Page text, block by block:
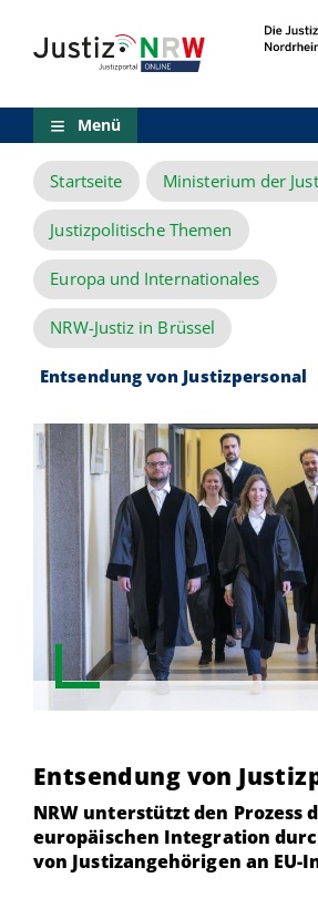
Inhalt
(Sprungmarken)
Menü
Zur
Suche
Zur
NRW-
Entscheidungssuche
Zur
Hauptnavigation
Zum
aktuellen
Inhalt
ausgewählten
zu
einzelnen
Seiten
Menü
Startseite Ministerium der
Justizpolitische Themen
Europa und Internationales
NRW-Justiz in Brüssel
Entsendung von Justizpersonal
Entsendung von
NRW unterstützt den Prozess
europäischen Integration
von Justizangehörigen an EU-